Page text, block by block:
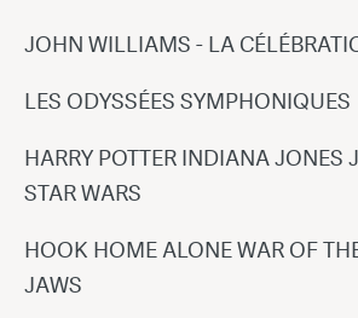
JOHN WILLIAMS - LA
LES ODYSSÉES SYMPHONIQUES
HARRY POTTER INDIANA JONES
STAR WARS
HOOK HOME ALONE WAR OF
JAWS